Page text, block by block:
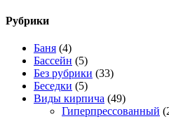
Рубрики
Баня (4)
Бассейн (5)
Без рубрики (33)
Беседки (5)
Виды кирпича (49)
Гиперпрессованный